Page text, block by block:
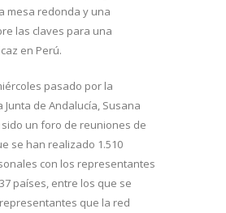
mesa redonda y una
las claves para una
en Perú.
pasado por la
de Andalucía, Susana
un foro de reuniones de
se han realizado 1.510
con los representantes
países, entre los que se
que la red